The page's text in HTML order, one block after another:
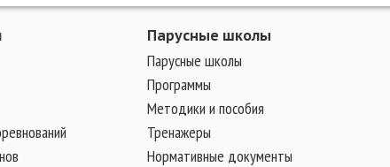
Парусные школы
Парусные школы
Программы
Методики и пособия
Тренажеры
Нормативные документы